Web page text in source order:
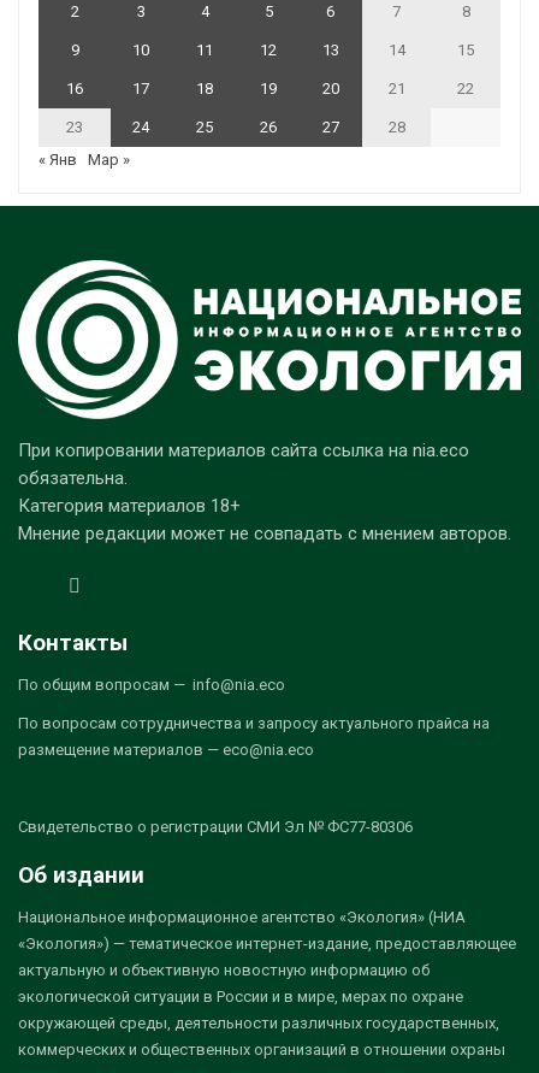
2 3 4 5 6 7 8
9 10 11 12 13 14 15
16 17 18 19 20 21 22
23 24 25 26 27
28
« Янв
Мар »
При копировании материалов сайта ссылка на nia.eco
обязательна.
Категория материалов 18+
Мнение редакции может не совпадать с мнением авторов.
Контакты
По общим вопросам — info@nia.eco
По вопросам сотрудничества и запросу актуального прайса на
размещение материалов — eco@nia.eco
Свидетельство о регистрации СМИ Эл № ФС77-80306
Об издании
Национальное информационное агентство «Экология» (НИА
«Экология») — тематическое интернет-издание, предоставляющее
актуальную и объективную новостную информацию об
экологической ситуации в России и в мире, мерах по охране
окружающей среды, деятельности различных государственных,
коммерческих и общественных организаций в отношении охраны